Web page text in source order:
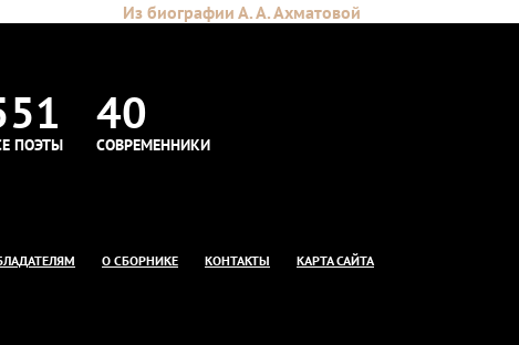
Из биографии А. А. Ахматовой
ПОЭТЫ
40
СОВРЕМЕННИКИ
О СБОРНИКЕ КОНТАКТЫ КАРТА САЙТА